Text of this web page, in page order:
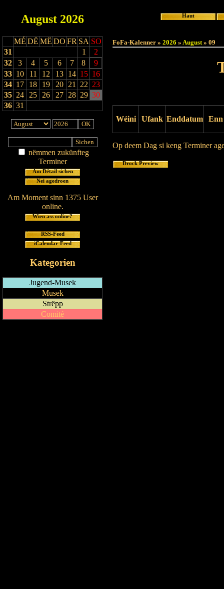
August 2026
MÉ DË MË DO FR SA SO
31
1
2
32
3 4 5 6 7 8
9
33 10 11 12 13 14 15 16
34 17 18 19 20 21 22 23
35 24 25 26 27 28 29 30
36 31
nëmmen zukünfteg
Terminer
Am Détail sichen
Nei agedroen
Am Moment sinn 1375 User
online.
Wien ass online?
RSS-Feed
iCalendar-Feed
Kategorien
Jugend-Musek
Musek
Strëpp
Comité
Haut
FoFa-Kalenner » 2026 » August» 09
Wéini Ufank Enddatum Enn
Op deem Dag si keng Terminer
Drock Preview